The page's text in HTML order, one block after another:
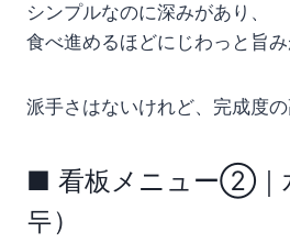
シンプルなのに深みがあり、
食べ進めるほどにじわっと旨み
派手さはないけれど、完成度の
■ 看板メニュー②｜
두）